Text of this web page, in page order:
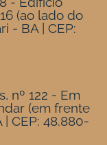
(ao lado do
- BA | CEP:
nº 122 - Em
(em frente
| CEP: 48.880-